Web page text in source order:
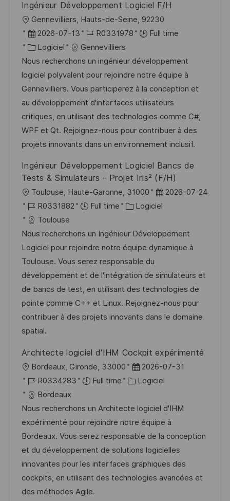
o
n
c
h
a
g
e
d
u
p
o
s
t
e
Ingénieur Développement Logiciel F/H
o
c
a
l
i
s
a
t
i
n
Gennevilliers, Hauts-de-Seine, 92230
D
a
t
e
d
’
a
f
f
c
g
e
2026-07-13
R
é
f
é
r
e
n
c
e
u
s
R0331978
Full time
C
a
t
é
g
o
r
i
Logiciel
Gennevilliers
Nous recherchons un ingénieur développement
logiciel polyvalent pour rejoindre notre équipe à
Gennevilliers. Vous participerez à la conception et
au développement d'interfaces utilisateurs
critiques, en utilisant des technologies comme C#,
WPF et Qt. Rejoignez-nous pour contribuer à des
projets innovants dans un environnement inclusif.
Ingénieur Développement Logiciel Bancs de
Tests & Simulateurs - Projet Iris² (F/H)
o
c
a
l
i
s
a
t
i
o
Toulouse, Haute-Garonne, 31000
D
a
e
d
a
f
f
i
a
g
e
2026-07-24
R
é
f
é
r
e
n
c
e
d
p
o
s
t
e
R0331882 Full time
C
t
é
g
o
r
i
e
Logiciel
Toulouse
Nous recherchons un Ingénieur Développement
Logiciel pour rejoindre notre équipe dynamique à
Toulouse. Vous serez responsable du
développement et de l'intégration de simulateurs et
de bancs de test, en utilisant des technologies de
pointe comme C++ et Linux. Rejoignez-nous pour
contribuer à des projets innovants dans le domaine
spatial.
Architecte logiciel d'IHM Cockpit expérimenté
o
c
a
l
i
s
a
t
i
Bordeaux, Gironde, 33000
D
a
e
d
’
a
f
f
2026-07-31
R
é
f
é
r
e
n
c
e
R0334283 Full time
C
t
é
g
o
r
i
Logiciel
Bordeaux
Nous recherchons un Architecte logiciel d'IHM
expérimenté pour rejoindre notre équipe à
Bordeaux. Vous serez responsable de la conception
et du développement de solutions logicielles
innovantes pour les interfaces graphiques des
cockpits, en utilisant des technologies avancées et
des méthodes Agile.